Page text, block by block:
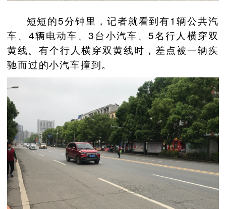
短短的5分钟里，记者就看到有1辆公共汽
车、4辆电动车、3台小汽车、5名行人横穿双
黄线。有个行人横穿双黄线时，差点被一辆疾
驰而过的小汽车撞到。